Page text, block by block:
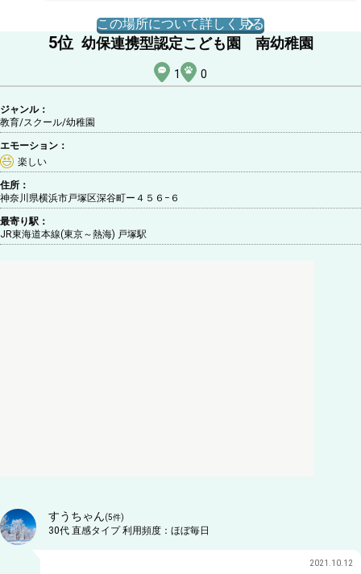
この場所について詳しく見る
5位 幼保連携型認定こども園 南幼稚園
1 0
ジャンル：
教育/スクール/幼稚園
エモーション：
楽しい
住所：
神奈川県横浜市戸塚区深谷町ー４５６−６
最寄り駅：
JR東海道本線(東京～熱海) 戸塚駅
すうちゃん(5件)
30代 直感タイプ利用頻度： ほぼ毎日
2021.10.12